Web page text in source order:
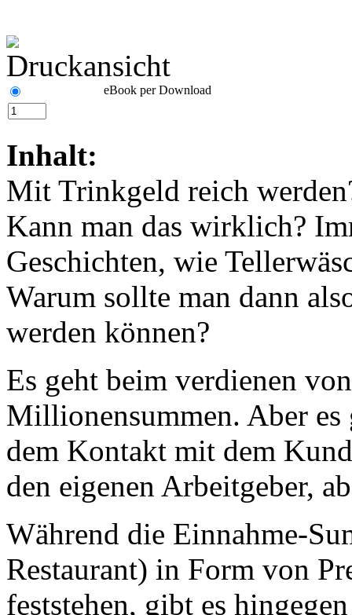
eBook per Download
Inhalt:
Mit Trinkgeld reich
Kann man das wirklich?
Geschichten, wie
Warum sollte man dann
werden können?
Es geht beim verdienen
Millionensummen. Aber es
dem Kontakt mit dem
den eigenen Arbeitgeber,
Während die Einnahme-
Restaurant) in Form von
feststehen, gibt es